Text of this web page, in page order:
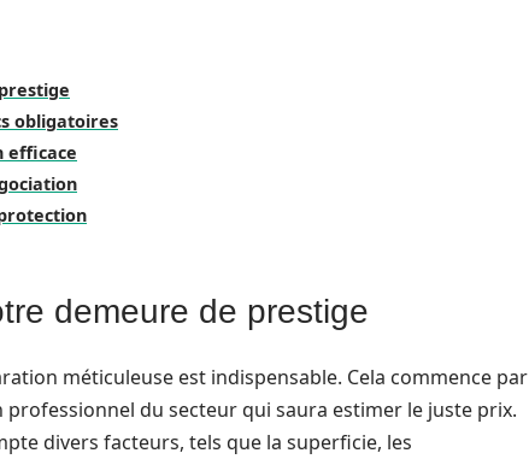
obligatoires
efficace
demeure de prestige
méticuleuse est indispensable. Cela commence par
du secteur qui saura estimer le juste prix.
divers facteurs, tels que la superficie, les